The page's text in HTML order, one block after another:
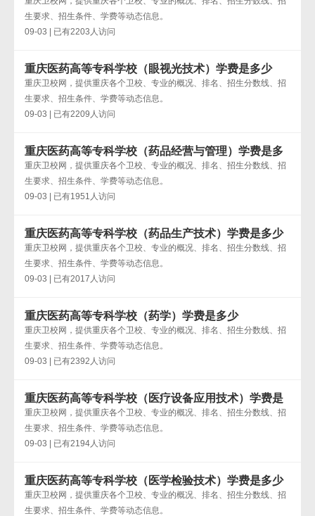
生要求、招生条件、学费等动态信息。
09-03 | 已有2203人访问
重庆医药高等专科学校（眼视光技术）学费是多少
重庆卫校网，提供重庆各个卫校、专业的概况、排名、招生分数线、招
生要求、招生条件、学费等动态信息。
09-03 | 已有2209人访问
重庆医药高等专科学校（药品经营与管理）学费是多
少
重庆卫校网，提供重庆各个卫校、专业的概况、排名、招生分数线、招
生要求、招生条件、学费等动态信息。
09-03 | 已有1951人访问
重庆医药高等专科学校（药品生产技术）学费是多少
重庆卫校网，提供重庆各个卫校、专业的概况、排名、招生分数线、招
生要求、招生条件、学费等动态信息。
09-03 | 已有2017人访问
重庆医药高等专科学校（药学）学费是多少
重庆卫校网，提供重庆各个卫校、专业的概况、排名、招生分数线、招
生要求、招生条件、学费等动态信息。
09-03 | 已有2392人访问
重庆医药高等专科学校（医疗设备应用技术）学费是
多少
重庆卫校网，提供重庆各个卫校、专业的概况、排名、招生分数线、招
生要求、招生条件、学费等动态信息。
09-03 | 已有2194人访问
重庆医药高等专科学校（医学检验技术）学费是多少
重庆卫校网，提供重庆各个卫校、专业的概况、排名、招生分数线、招
生要求、招生条件、学费等动态信息。